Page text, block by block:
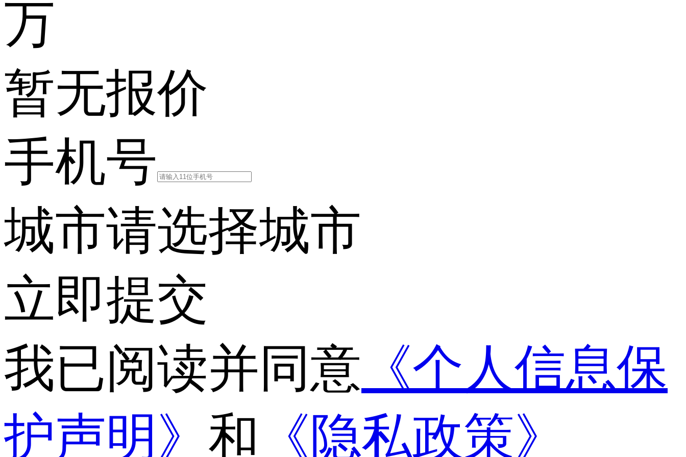
万
暂无报价
手机号
城市请选择城市
立即提交
我已阅读并同意 《个人信息保
护声明》 和 《隐私政策》